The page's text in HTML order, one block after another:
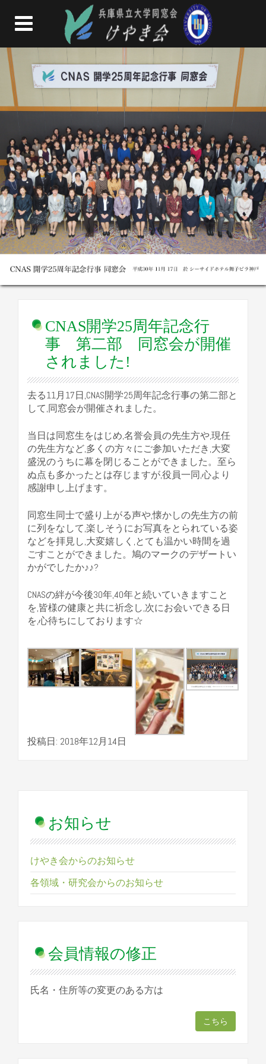
CNAS開学25周年記念行
事 第二部 同窓会が開催
されました!
去る11月17日,CNAS開学25周年記念行事の第二部と
して,同窓会が開催されました。
当日は同窓生をはじめ,名誉会員の先生方や,現任
の先生方など,多くの方々にご参加いただき,大変
盛況のうちに幕を閉じることができました。至ら
ぬ点も多かったとは存じますが,役員一同,心より
感謝申し上げます。
同窓生同士で盛り上がる声や,懐かしの先生方の前
に列をなして,楽しそうにお写真をとられている姿
などを拝見し,大変嬉しく,とても温かい時間を過
ごすことができました。鳩のマークのデザートい
かがでしたか♪♪?
CNASの絆が今後30年,40年と続いていきますこと
を,皆様の健康と共に祈念し,次にお会いできる日
を,心待ちにしております☆
投稿日: 2018年12月14日
お知らせ
けやき会からのお知らせ
各領域・研究会からのお知らせ
会員情報の修正
氏名・住所等の変更のある方は
こちら